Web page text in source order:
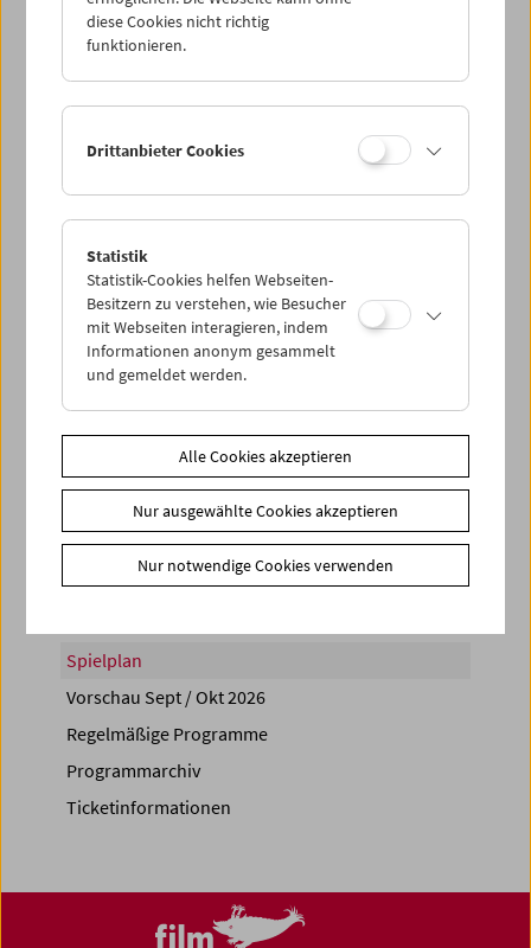
Do 18.3.
So 21.3.
PROGRAMM ÜBERBLICK
Spielplan
Vorschau Sept / Okt 2026
Regelmäßige Programme
Programmarchiv
Ticketinformationen
diese Cookies nicht richtig
funktionieren.
Drittanbieter Cookies
Statistik
Statistik-Cookies helfen Webseiten-
Besitzern zu verstehen, wie Besucher
mit Webseiten interagieren, indem
Informationen anonym gesammelt
und gemeldet werden.
Alle Cookies akzeptieren
Nur ausgewählte Cookies akzeptieren
Nur notwendige Cookies verwenden